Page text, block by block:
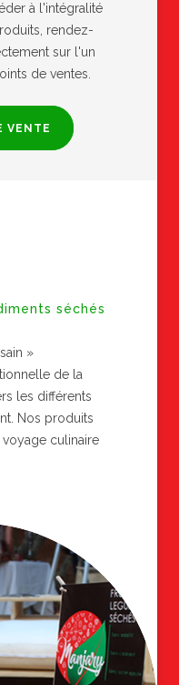
à l'intégralité
rendez-
sur l'un
de ventes.
VENTE
séchés
»
de la
les différents
Nos produits
culinaire